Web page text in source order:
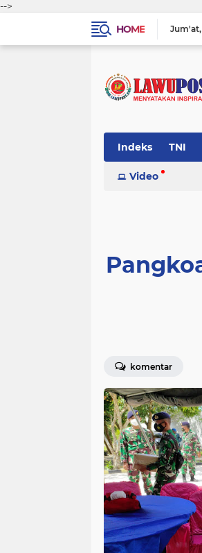
-->
HOME
Jum'at
Indeks TNI
Video
komentar